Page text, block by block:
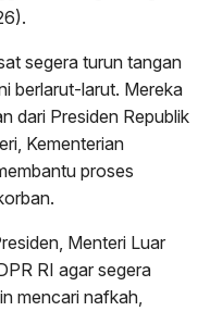
segera turun tangan
berlarut-larut. Mereka
dari Presiden Republik
Kementerian
proses
Menteri Luar
RI agar segera
mencari nafkah,